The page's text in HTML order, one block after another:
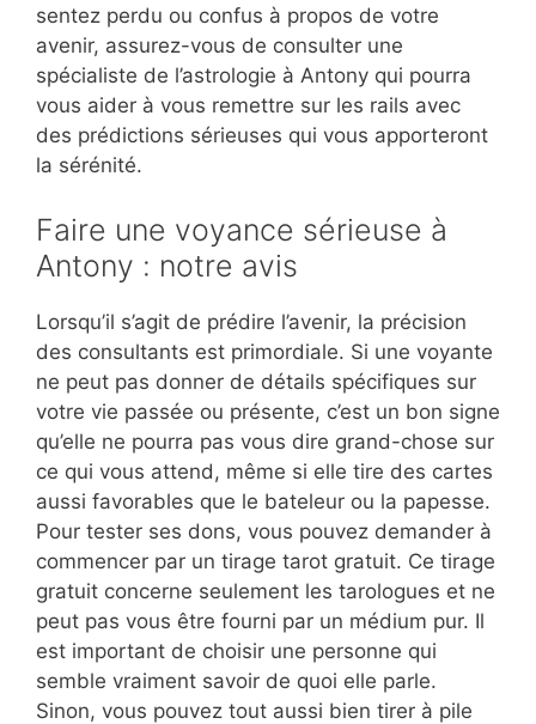
sentez perdu ou confus à propos de votre
avenir, assurez-vous de consulter une
spécialiste de l’astrologie à Antony qui pourra
vous aider à vous remettre sur les rails avec
des prédictions sérieuses qui vous apporteront
la sérénité.
Faire une voyance sérieuse à
Antony : notre avis
Lorsqu’il s’agit de prédire l’avenir, la précision
des consultants est primordiale. Si une voyante
ne peut pas donner de détails spécifiques sur
votre vie passée ou présente, c’est un bon signe
qu’elle ne pourra pas vous dire grand-chose sur
ce qui vous attend, même si elle tire des cartes
aussi favorables que le bateleur ou la papesse.
Pour tester ses dons, vous pouvez demander à
commencer par un tirage tarot gratuit. Ce tirage
gratuit concerne seulement les tarologues et ne
peut pas vous être fourni par un médium pur. Il
est important de choisir une personne qui
semble vraiment savoir de quoi elle parle.
Sinon, vous pouvez tout aussi bien tirer à pile